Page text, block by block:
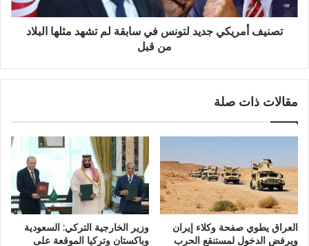
تصنيف أمريكي جديد لتونس في سابقة لم تشهد مثلها البلاد
من قبل
مقالات ذات صلة
العراق يطوي صفحة وكلاء إيران
ويرفض الدخول لمستنقع الحرب
وزير الخارجية التركي: السعودية
وباكستان وتركيا الموقعة على